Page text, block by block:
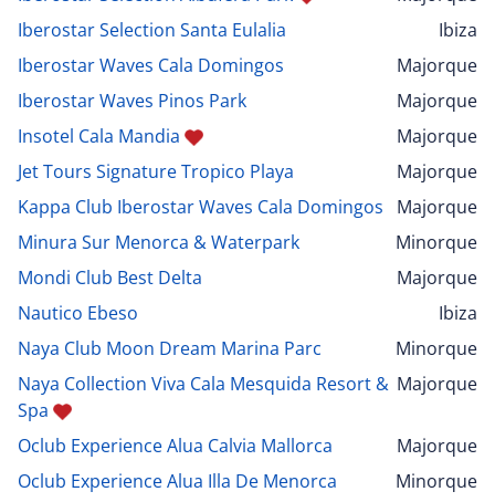
Iberostar Selection Santa Eulalia
Ibiza
Iberostar Waves Cala Domingos
Majorque
Iberostar Waves Pinos Park
Majorque
Insotel Cala Mandia
Majorque
Jet Tours Signature Tropico Playa
Majorque
Kappa Club Iberostar Waves Cala Domingos
Majorque
Minura Sur Menorca & Waterpark
Minorque
Mondi Club Best Delta
Majorque
Nautico Ebeso
Ibiza
Naya Club Moon Dream Marina Parc
Minorque
Naya Collection Viva Cala Mesquida Resort &
Spa
Majorque
Oclub Experience Alua Calvia Mallorca
Majorque
Oclub Experience Alua Illa De Menorca
Minorque